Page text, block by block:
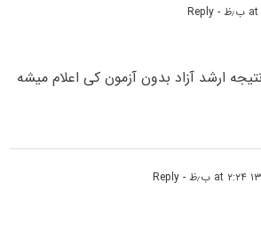
- Reply
ارشد آزاد بدون آزمون کی اعلام میشه
- Reply